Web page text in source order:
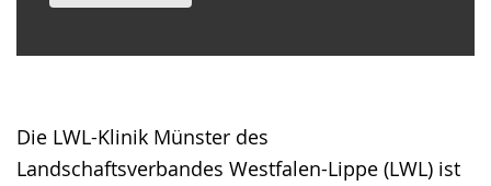
Die LWL-Klinik Münster des
Landschaftsverbandes Westfalen-Lippe (LWL) ist